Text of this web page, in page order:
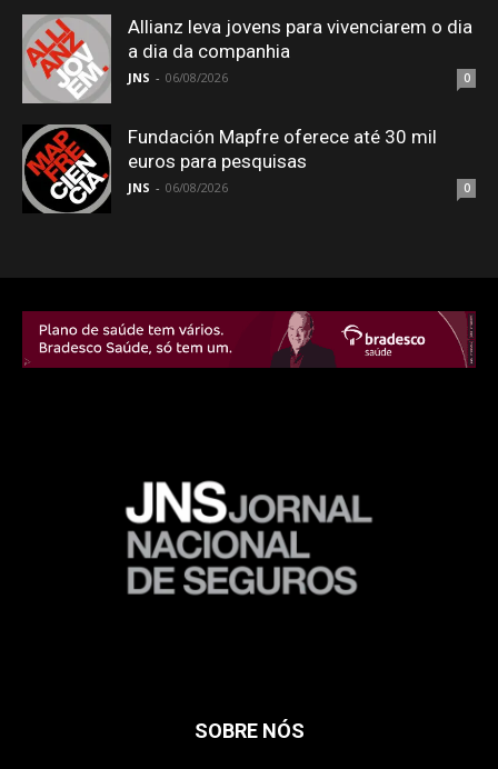
Allianz leva jovens para vivenciarem o dia
a dia da companhia
JNS - 06/08/2026 0
Fundación Mapfre oferece até 30 mil
euros para pesquisas
JNS - 06/08/2026 0
SOBRE NÓS